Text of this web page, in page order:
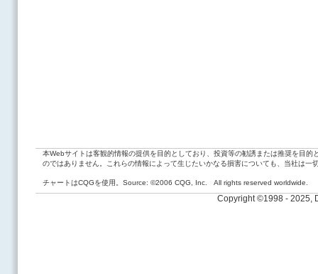
本Webサイトは客観的情報の提供を目的としており、投資等の勧誘または推奨を目
のではありません。これらの情報によって生じたいかなる損害についても、当社は一
チャートはCQGを使用。Source: ©2006 CQG, Inc. All rights reserved worldwide.
Copyright ©1998 - 2025,